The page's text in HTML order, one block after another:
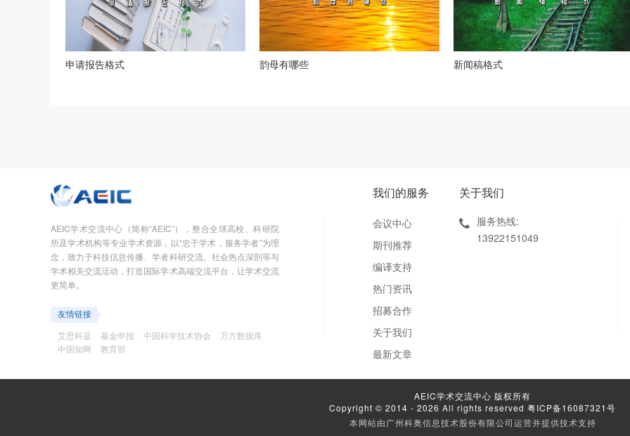
申请报告格式 韵母有哪些 新闻稿格式
AEIC学术交流中心（简称“AEIC”），整合全球高校、科研院
所及学术机构等专业学术资源，以“忠于学术，服务学者”为理
念，致力于科技信息传播、学者科研交流、社会热点深剖等与
学术相关交流活动，打造国际学术高端交流平台，让学术交流
更简单。
友情链接
艾思科蓝
基金申报 中国科学技术协会
万方数据库
中国知网
教育部
我们的服务
会议中心
期刊推荐
编译支持
热门资讯
招募合作
关于我们
最新文章
关于我们
服务热线:
13922151049
AEIC学术交流中心 版权所有
Copyright © 2014 - 2026 All rights reserved 粤ICP备16087321号
本网站由广州科奥信息技术股份有限公司运营并提供技术支持